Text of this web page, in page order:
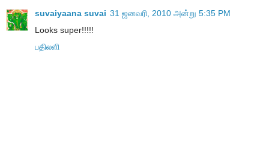
suvaiyaana suvai 31 ஜனவரி, 2010 அன்று 5:35 PM
Looks super!!!!!
பதிலளி